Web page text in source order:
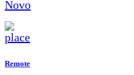
Novo
Remote